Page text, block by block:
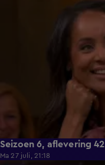
Seizoen 6, aflevering 42
Ma 27 juli, 21:18